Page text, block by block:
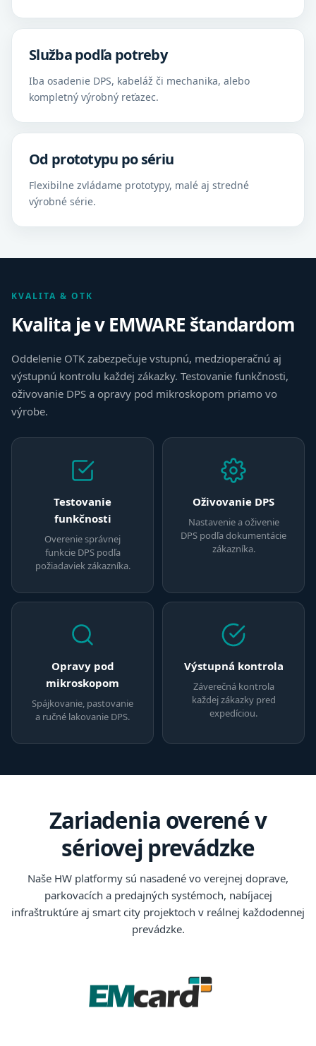
Služba podľa potreby
Iba osadenie DPS, kabeláž či mechanika, alebo
kompletný výrobný reťazec.
Od prototypu po sériu
Flexibilne zvládame prototypy, malé aj stredné
výrobné série.
KVALITA & OTK
Kvalita je v EMWARE štandardom
Oddelenie OTK zabezpečuje vstupnú, medzioperačnú aj
výstupnú kontrolu každej zákazky. Testovanie funkčnosti,
oživovanie DPS a opravy pod mikroskopom priamo vo
výrobe.
Testovanie
funkčnosti
Overenie správnej
funkcie DPS podľa
požiadaviek zákazníka.
Oživovanie DPS
Nastavenie a oživenie
DPS podľa dokumentácie
zákazníka.
Opravy pod
mikroskopom
Spájkovanie, pastovanie
a ručné lakovanie DPS.
Výstupná kontrola
Záverečná kontrola
každej zákazky pred
expedíciou.
Zariadenia overené v
sériovej prevádzke
Naše HW platformy sú nasadené vo verejnej doprave,
parkovacích a predajných systémoch, nabíjacej
infraštruktúre aj smart city projektoch v reálnej každodennej
prevádzke.